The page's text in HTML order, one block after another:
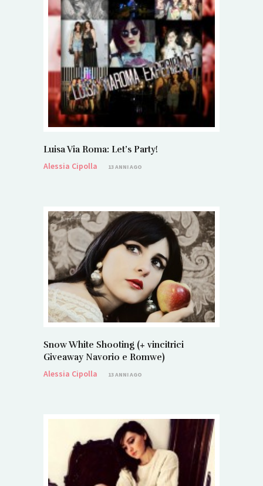
Luisa Via Roma: Let’s Party!
Alessia Cipolla
13 ANNI AGO
Snow White Shooting (+ vincitrici
Giveaway Navorio e Romwe)
Alessia Cipolla
13 ANNI AGO